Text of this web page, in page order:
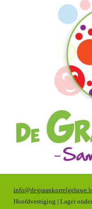
Hoofdvestiging | Lager